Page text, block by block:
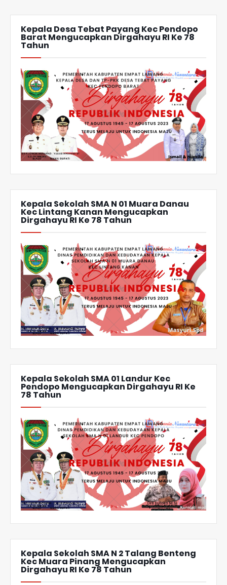
Kepala Desa Tebat Payang Kec Pendopo
Barat Mengucapkan Dirgahayu RI Ke 78
Tahun
Kepala Sekolah SMA N 01 Muara Danau
Kec Lintang Kanan Mengucapkan
Dirgahayu RI Ke 78 Tahun
Kepala Sekolah SMA 01 Landur Kec
Pendopo Mengucapkan Dirgahayu RI Ke
78 Tahun
Kepala Sekolah SMA N 2 Talang Benteng
Kec Muara Pinang Mengucapkan
Dirgahayu RI Ke 78 Tahun